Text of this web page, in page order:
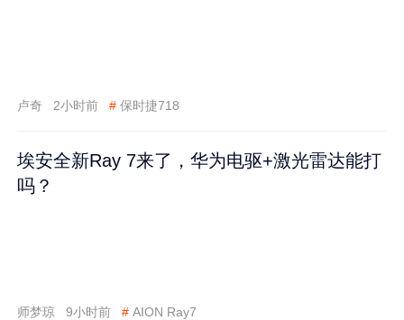
卢奇 2小时前 # 保时捷718
埃安全新Ray 7来了，华为电驱+激光雷达能打
吗？
师梦琼 9小时前 # AION Ray7